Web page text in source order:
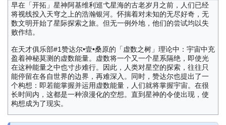
早在「开拓」星神阿基维利巡弋星海的古老岁月之前，人们已经
将视线投入天穹之上的浩瀚银河。怀揣着对未知的无尽好奇，无
数文明开始了星际探索之旅。但无一例外地，他们的尝试均以失
败作结。
在天才俱乐部#1赞达尔•壹•桑原的「虚数之树」理论中：宇宙中充
盈着神秘莫测的虚数能量。虚数将一个又一个星系隔绝，即使光
在这种能量之中也寸步难行。因此，人类对星空的探索，往往只
能停留在各自世界的边界，再难深入。同时，赞达尔也提出了一
个构想：即若能掌握并运用虚数能量，人们就将掌握宇宙。在很
长时间内，这都是一种浪漫化的空想。直到星神的令使出现，使
构想成为了现实。